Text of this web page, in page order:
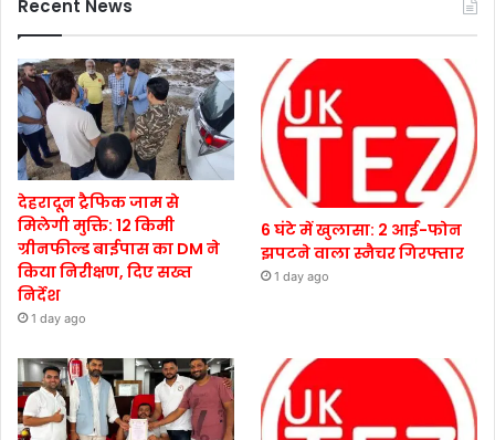
Recent News
देहरादून ट्रैफिक जाम से
मिलेगी मुक्ति: 12 किमी
ग्रीनफील्ड बाईपास का DM ने
किया निरीक्षण, दिए सख्त
निर्देश
1 day ago
6 घंटे में खुलासा: 2 आई-फोन
झपटने वाला स्नैचर गिरफ्तार
1 day ago